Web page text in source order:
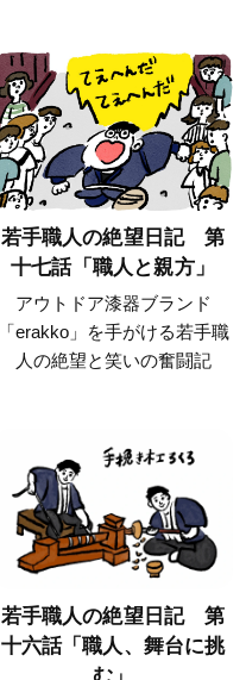
若手職人の絶望日記 第
十七話「職人と親方」
アウトドア漆器ブランド
「erakko」を手がける若手職
人の絶望と笑いの奮闘記
若手職人の絶望日記 第
十六話「職人、舞台に挑